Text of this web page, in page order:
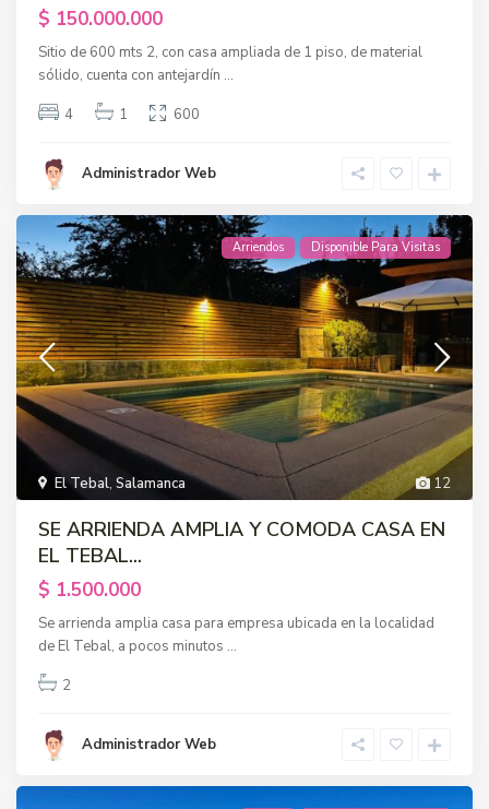
$ 150.000.000
Sitio de 600 mts 2, con casa ampliada de 1 piso, de material
sólido, cuenta con antejardín ...
4
1 600
Administrador Web
12
El Tebal,Salamanca
Arriendos Disponible Para Visitas
SE ARRIENDA AMPLIA Y COMODA CASA EN
EL TEBAL...
$ 1.500.000
Se arrienda amplia casa para empresa ubicada en la localidad
de El Tebal, a pocos minutos ...
2
Administrador Web